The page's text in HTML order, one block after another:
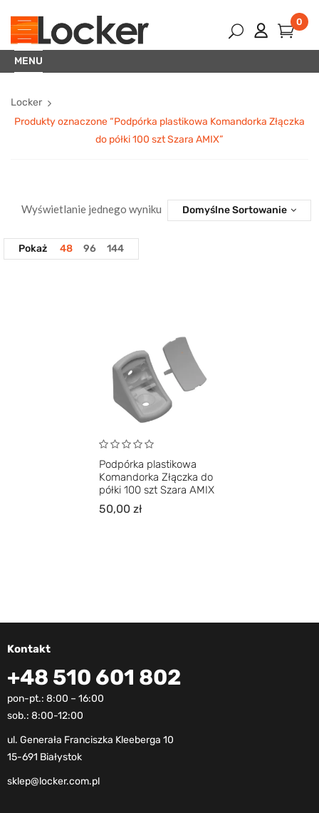
0
MENU
Locker
Produkty oznaczone “Podpórka plastikowa Komandorka Złączka
do półki 100 szt Szara AMIX”
Wyświetlanie jednego wyniku Domyślne Sortowanie
Pokaż 48 96 144
Podpórka plastikowa
Komandorka Złączka do
półki 100 szt Szara AMIX
50,00zł
Kontakt
+48 510 601 802
pon-pt.: 8:00 – 16:00
sob.: 8:00-12:00
ul. Generała Franciszka Kleeberga 10
15-691 Białystok
sklep@locker.com.pl